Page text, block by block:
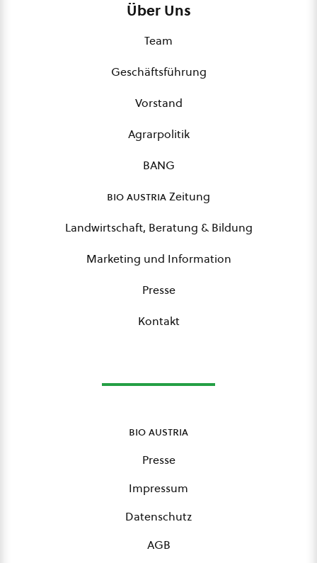
Über Uns
Team
Geschäftsführung
Vorstand
Agrarpolitik
BANG
bio austriaZeitung
Landwirtschaft, Beratung & Bildung
Marketing und Information
Presse
Kontakt
bio austria
Presse
Impressum
Datenschutz
AGB